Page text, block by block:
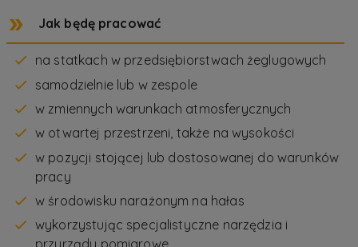
Jak będę pracować
na statkach w przedsiębiorstwach żeglugowych
samodzielnie lub w zespole
w zmiennych warunkach atmosferycznych
w otwartej przestrzeni, także na wysokości
w pozycji stojącej lub dostosowanej do warunków
pracy
w środowisku narażonym na hałas
wykorzystując specjalistyczne narzędzia i